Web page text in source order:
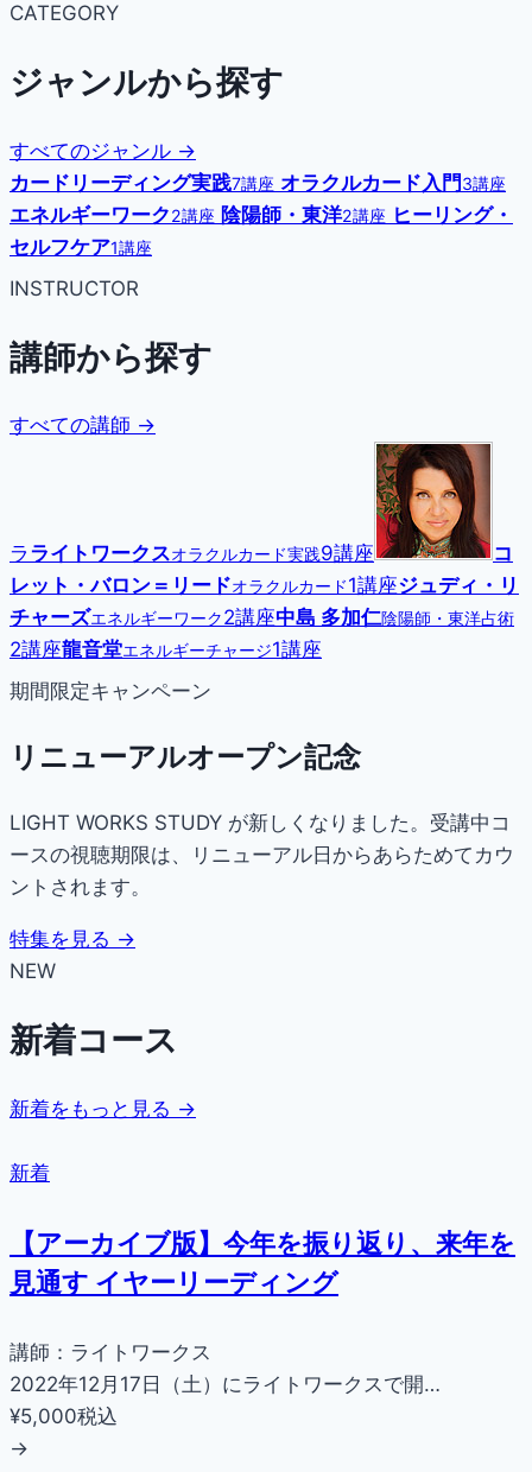
CATEGORY
ジャンルから探す
すべてのジャンル →
カードリーディング実践7講座 オラクルカード入門3講座
エネルギーワーク2講座 陰陽師・東洋2講座 ヒーリング・
セルフケア1講座
INSTRUCTOR
講師から探す
すべての講師 →
ラ ライトワークスオラクルカード実践9講座
コ
レット・バロン＝リードオラクルカード1講座ジュディ・リ
チャーズエネルギーワーク2講座中島 多加仁陰陽師・東洋占術
2講座龍音堂エネルギーチャージ1講座
期間限定キャンペーン
リニューアルオープン記念
LIGHT WORKS STUDY が新しくなりました。受講中コ
ースの視聴期限は、リニューアル日からあらためてカウ
ントされます。
特集を見る →
NEW
新着コース
新着をもっと見る →
新着
【アーカイブ版】今年を振り返り、来年を
見通す イヤーリーディング
講師：ライトワークス
2022年12月17日（土）にライトワークスで開…
¥5,000税込
→